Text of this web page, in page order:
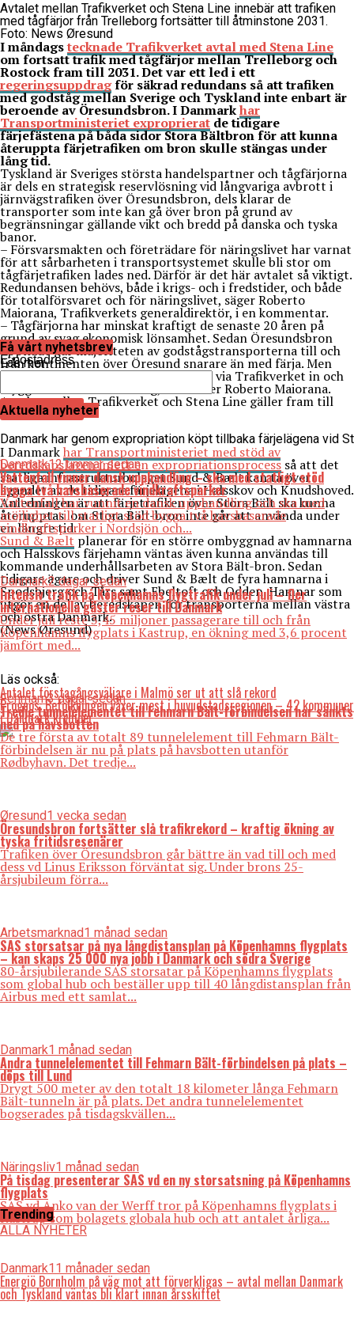
Avtalet mellan Trafikverket och Stena Line innebär att trafiken
med tågfärjor från Trelleborg fortsätter till åtminstone 2031.
Foto: News Øresund
I måndagstecknade Trafikverket avtal med Stena Line
om fortsatt trafik med tågfärjor mellan Trelleborg och
Rostock fram till 2031. Det var ett led i ett
regeringsuppdragför säkrad redundans så att trafiken
med godståg mellan Sverige och Tyskland inte enbart är
beroende av Öresundsbron. I Danmarkhar
Transportministeriet exproprierat de tidigare
färjefästena på båda sidor Stora Bältbron för att kunna
återuppta färjetrafiken om bron skulle stängas under
lång tid.
Tyskland är Sveriges största handelspartner och tågfärjorna
är dels en strategisk reservlösning vid långvariga avbrott i
järnvägstrafiken över Öresundsbron, dels klarar de
transporter som inte kan gå över bron på grund av
begränsningar gällande vikt och bredd på danska och tyska
banor.
– Försvarsmakten och företrädare för näringslivet har varnat
för att sårbarheten i transportsystemet skulle bli stor om
tågfärjetrafiken lades ned. Därför är det här avtalet så viktigt.
Redundansen behövs, både i krigs- och i fredstider, och både
för totalförsvaret och för näringslivet, säger Roberto
Maiorana, Trafikverkets generaldirektör, i en kommentar.
– Tågfärjorna har minskat kraftigt de senaste 20 åren på
grund av svag ekonomisk lönsamhet. Sedan Öresundsbron
öppnade går majoriteten av godstågstransporterna till och
från kontinenten över Öresund snarare än med färja. Men
färjorna behövs, därför går staten nu via Trafikverket in och
tryggar fortsatt trafikering, fortsätter Roberto Maiorana.
Avtalet mellan Trafikverket och Stena Line gäller fram till
och med 2031.
Danmark har genom expropriation köpt tillbaka färjelägena vid
I Danmarkhar Transportministeriet med stöd av
beredskapslagen inlett en expropriationsprocess så att det
statliga infrastrukturbolaget Sund & Bælt kan ta över
ägandet av de tidigare färjelägena i Halsskov och Knudshoved.
Anledningen är att färjetrafiken över Stora Bält ska kunna
återupptas om Stora Bält-bron inte går att använda under
en längre tid.
Sund & Bælt planerar för en större ombyggnad av hamnarna
och Halsskovs färjehamn väntas även kunna användas till
kommande underhållsarbeten av Stora Bält-bron. Sedan
tidigare ägare och driver Sund & Bælt de fyra hamnarna i
Spodsbjerg och Tårs samt Ebeltoft och Odden. Hamnar som
utgör en del av beredskapen för transporterna mellan västra
och östra Danmark.
(News Øresund)
Läs också:
Antalet förstagångsväljare i Malmö ser ut att slå rekord
Prognos: Befolkningen växer mest i huvudstadsregionen – 42 kommuner
i Danmark krymper
Läs mer
Få vårt nyhetsbrev
E-postadress
Aktuella nyheter
Danmark12 timmar sedan
Vattenfall vinner dansk upphandling – ska med statligt stöd
bygga två havsbaserade vindkraftsparker
Vattenfall har vunnit en dansk upphandling och ska med
möjlighet till statligt stöd bygga två havsbaserade
vindkraftsparker i Nordsjön och...
Danmark2 dagar sedan
Intensiv trafik på Köpenhamns flygtrafik under juli – fler
internationella gäster reser till Danmark
Under juli reste 3,45 miljoner passagerare till och från
Köpenhamns flygplats i Kastrup, en ökning med 3,6 procent
jämfört med...
Fehmarn3 dagar sedan
Tredje tunnelelementet till Fehmarn Bält-förbindelsen har sänkts
ned på havsbotten
De tre första av totalt 89 tunnelelement till Fehmarn Bält-
förbindelsen är nu på plats på havsbotten utanför
Rødbyhavn. Det tredje...
Øresund1 vecka sedan
Öresundsbron fortsätter slå trafikrekord – kraftig ökning av
tyska fritidsresenärer
Trafiken över Öresundsbron går bättre än vad till och med
dess vd Linus Eriksson förväntat sig. Under brons 25-
årsjubileum förra...
Arbetsmarknad1 månad sedan
SAS storsatsar på nya långdistansplan på Köpenhamns flygplats
– kan skaps 25 000 nya jobb i Danmark och södra Sverige
80-årsjubilerande SAS storsatar på Köpenhamns flygplats
som global hub och beställer upp till 40 långdistansplan från
Airbus med ett samlat...
Danmark1 månad sedan
Andra tunnelelementet till Fehmarn Bält-förbindelsen på plats –
döps till Lund
Drygt 500 meter av den totalt 18 kilometer långa Fehmarn
Bält-tunneln är på plats. Det andra tunnelelementet
bogserades på tisdagskvällen...
Näringsliv1 månad sedan
På tisdag presenterar SAS vd en ny storsatsning på Köpenhamns
flygplats
SAS vd Anko van der Werff tror på Köpenhamns flygplats i
Kastrup som bolagets globala hub och att antalet årliga...
ALLA NYHETER
Trending
Danmark11 månader sedan
Energiö Bornholm på väg mot att förverkligas – avtal mellan Danmark
och Tyskland väntas bli klart innan årsskiftet